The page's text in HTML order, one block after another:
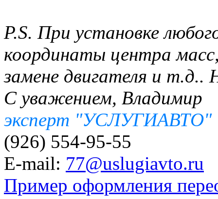
P.S. При установке
координаты центра
замене двигателя и
С уважением, Владимир
эксперт "УСЛУГИАВТО"
(926) 554-95-55
E-mail: 77@uslugiavto.ru
Пример оформления